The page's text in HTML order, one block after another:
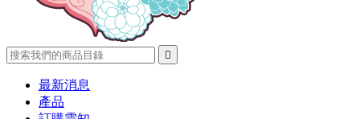

最新消息
產品